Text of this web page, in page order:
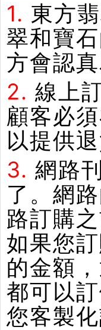
1. 東方
翠和寶
方會認真
2. 線上
顧客必
以提供
3. 網路
了。網
路訂購
如果您
的金額
都可以
您客製化